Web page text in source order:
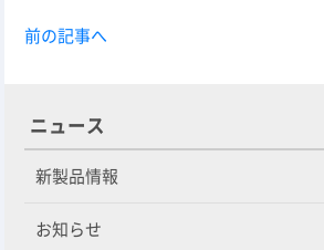
前の記事へ
ニュース
新製品情報
お知らせ